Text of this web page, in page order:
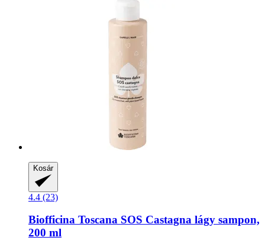
Kosár
4.4 (23)
Biofficina Toscana SOS Castagna lágy sampon,
200 ml